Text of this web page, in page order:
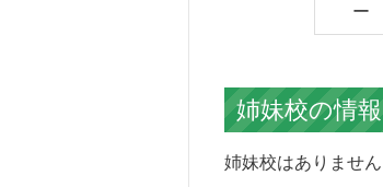
ー
姉妹校の情報
姉妹校はありません